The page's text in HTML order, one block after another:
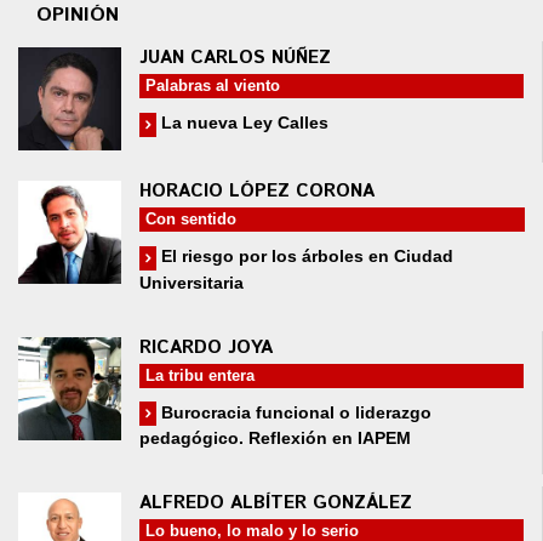
OPINIÓN
JUAN CARLOS NÚÑEZ
Palabras al viento
La nueva Ley Calles
HORACIO LÓPEZ CORONA
Con sentido
El riesgo por los árboles en Ciudad
Universitaria
RICARDO JOYA
La tribu entera
Burocracia funcional o liderazgo
pedagógico. Reflexión en IAPEM
ALFREDO ALBÍTER GONZÁLEZ
Lo bueno, lo malo y lo serio